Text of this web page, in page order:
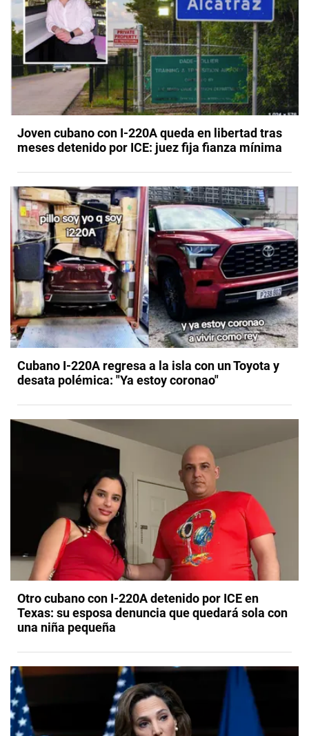
Joven cubano con I-220A queda en libertad tras
meses detenido por ICE: juez fija fianza mínima
Cubano I-220A regresa a la isla con un Toyota y
desata polémica: "Ya estoy coronao"
Otro cubano con I-220A detenido por ICE en
Texas: su esposa denuncia que quedará sola con
una niña pequeña